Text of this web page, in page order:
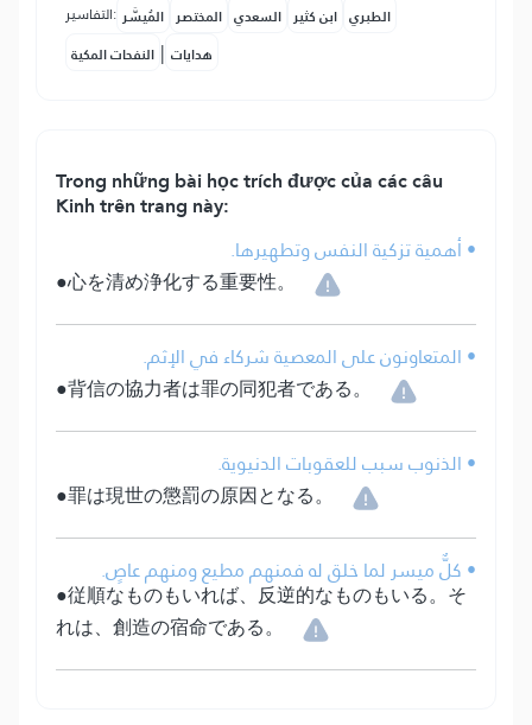
التفاسير: المُيسَّر المختصر السعدي ابن كثير الطبري
النفحات المكية | هدايات
Trong những bài học trích được của các câu
Kinh trên trang này:
• أهمية تزكية النفس وتطهيرها.
●心を清め浄化する重要性。
• المتعاونون على المعصية شركاء في الإثم.
●背信の協力者は罪の同犯者である。
• الذنوب سبب للعقوبات الدنيوية.
●罪は現世の懲罰の原因となる。
• كلٌّ ميسر لما خلق له فمنهم مطيع ومنهم عاصٍ.
●従順なものもいれば、反逆的なものもいる。そ
れは、創造の宿命である。